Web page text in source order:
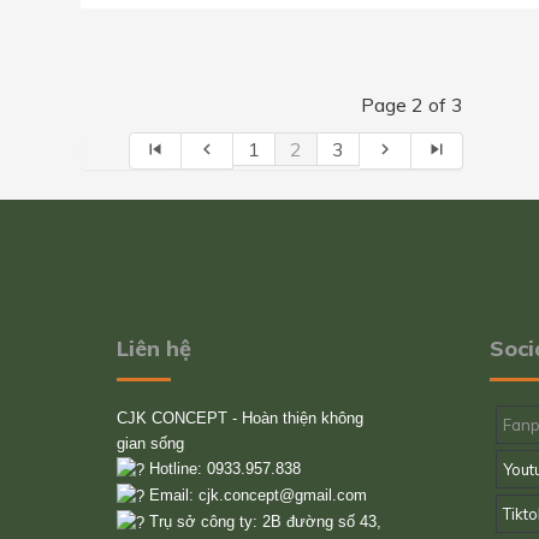
Page 2 of 3
skip_previous navigate_before 1 2 3 navigate_next skip_next
Liên hệ
CJK CONCEPT - Hoàn thiện không
gian sống
Hotline: 0933.957.838
Email: cjk.concept@gmail.com
Trụ sở công ty: 2B đường số 43,